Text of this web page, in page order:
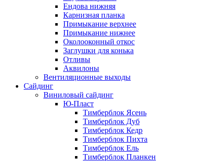
Ендова нижняя
Карнизная планка
Примыкание верхнее
Примыкание нижнее
Околооконный откос
Заглушки для конька
Отливы
Аквилоны
Вентиляционные выходы
Сайдинг
Виниловый сайдинг
Ю-Пласт
Тимберблок Ясень
Тимберблок Дуб
Тимберблок Кедр
Тимберблок Пихта
Тимберблок Ель
Тимберблок Планкен